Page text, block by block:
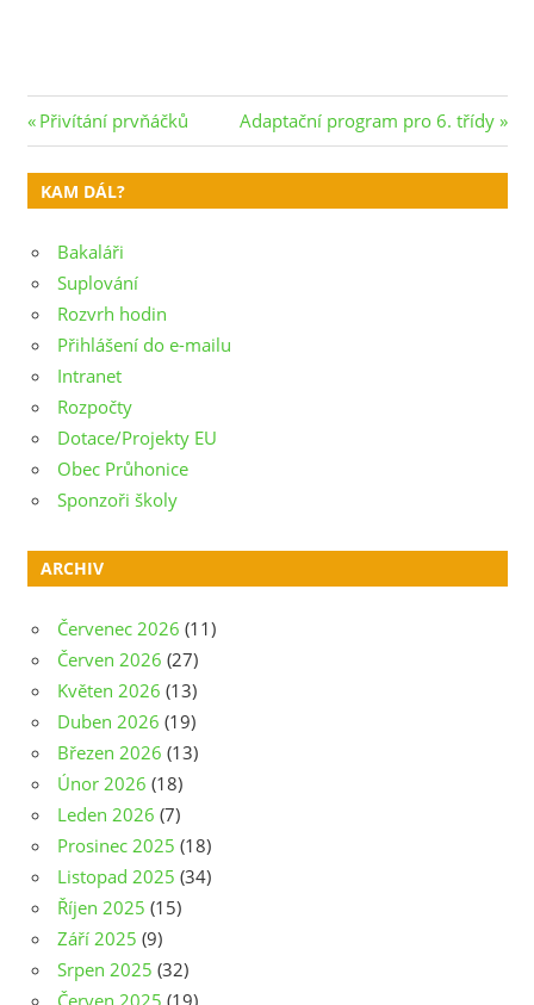
Navigace
pro
příspěvek
Previous
Post:
Přivítání prvňáčků
Next
Post:
Adaptační program pro 6. třídy
KAM DÁL?
Bakaláři
Suplování
Rozvrh hodin
Přihlášení do e-mailu
Intranet
Rozpočty
Dotace/Projekty EU
Obec Průhonice
Sponzoři školy
ARCHIV
Červenec 2026 (11)
Červen 2026 (27)
Květen 2026 (13)
Duben 2026 (19)
Březen 2026 (13)
Únor 2026 (18)
Leden 2026 (7)
Prosinec 2025 (18)
Listopad 2025 (34)
Říjen 2025 (15)
Září 2025 (9)
Srpen 2025 (32)